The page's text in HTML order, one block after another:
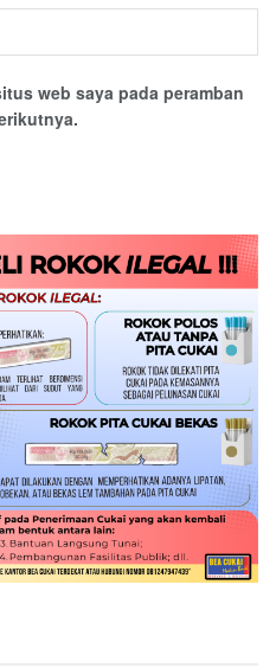
web saya pada peramban